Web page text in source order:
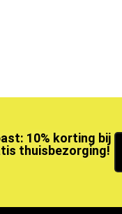
10% korting bij
thuisbezorging!